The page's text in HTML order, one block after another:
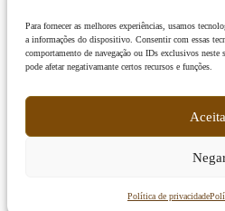
Para fornecer as melhores experiências, usamos
a informações do dispositivo. Consentir com essas
comportamento de navegação ou IDs exclusivos
pode afetar negativamante certos recursos e funções.
Política de privacidade